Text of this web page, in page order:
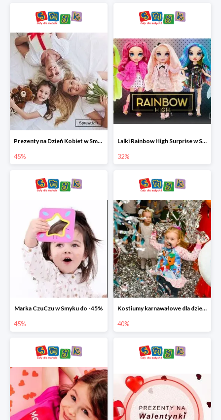
Prezenty na Dzień Kobiet w Smyku do -45%
45%
Lalki Rainbow High Surprise w Smyku do -35%
32%
Marka CzuCzu w Smyku do -45%
45%
Kostiumy karnawałowe dla dzieci w Smyku do -40%
40%